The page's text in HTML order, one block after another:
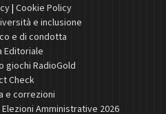
| Cookie Policy
e inclusione
e di condotta
Editoriale
giochi RadioGold
Check
e correzioni
Amministrative 2026